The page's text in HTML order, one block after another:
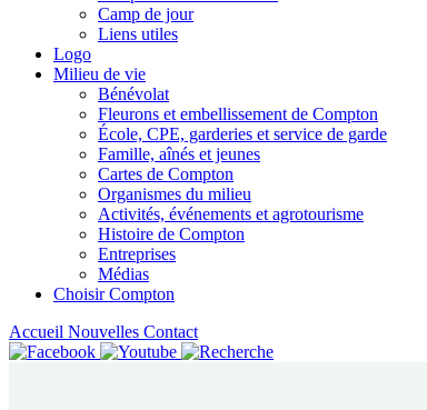
Camp de jour
Liens utiles
Logo
Milieu de vie
Bénévolat
Fleurons et embellissement de Compton
École, CPE, garderies et service de garde
Famille, aînés et jeunes
Cartes de Compton
Organismes du milieu
Activités, événements et agrotourisme
Histoire de Compton
Entreprises
Médias
Choisir Compton
Accueil Nouvelles Contact